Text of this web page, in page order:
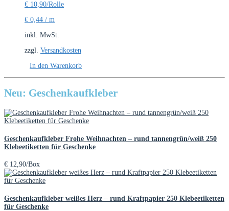
€ 10,90/Rolle
€ 0,44 / m
inkl. MwSt.
zzgl. Versandkosten
In den Warenkorb
Neu: Geschenkaufkleber
Geschenkaufkleber Frohe Weihnachten – rund tannengrün/weiß 250
Klebeetiketten für Geschenke
€ 12,90/Box
Geschenkaufkleber weißes Herz – rund Kraftpapier 250 Klebeetiketten
für Geschenke